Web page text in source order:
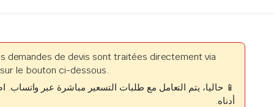
demandes de devis sont traitées directement via
le bouton ci-dessous.
📱 حاليا، يتم التعامل مع طلبات التسعير مباشرة عبر واتساب.
أدناه.